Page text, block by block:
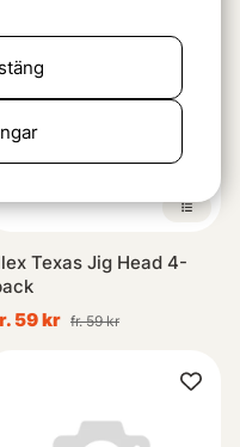
Texas Jig Head 4-
59 kr fr. 59 kr